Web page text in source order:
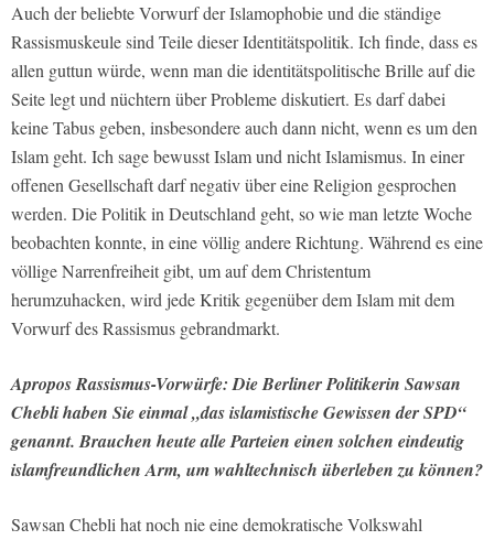
Auch der beliebte Vorwurf der Islamophobie und die ständige
Rassismuskeule sind Teile dieser Identitätspolitik. Ich finde, dass es
allen guttun würde, wenn man die identitätspolitische Brille auf die
Seite legt und nüchtern über Probleme diskutiert. Es darf dabei
keine Tabus geben, insbesondere auch dann nicht, wenn es um den
Islam geht. Ich sage bewusst Islam und nicht Islamismus. In einer
offenen Gesellschaft darf negativ über eine Religion gesprochen
werden. Die Politik in Deutschland geht, so wie man letzte Woche
beobachten konnte, in eine völlig andere Richtung. Während es eine
völlige Narrenfreiheit gibt, um auf dem Christentum
herumzuhacken, wird jede Kritik gegenüber dem Islam mit dem
Vorwurf des Rassismus gebrandmarkt.
Apropos Rassismus-Vorwürfe: Die Berliner Politikerin Sawsan
Chebli haben Sie einmal „das islamistische Gewissen der SPD“
genannt. Brauchen heute alle Parteien einen solchen eindeutig
islamfreundlichen Arm, um wahltechnisch überleben zu können?
Sawsan Chebli hat noch nie eine demokratische Volkswahl